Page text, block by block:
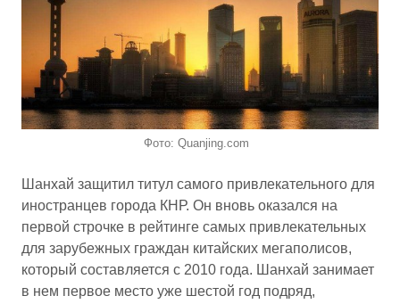
Фото: Quanjing.com
Шанхай защитил титул самого привлекательного для
иностранцев города КНР. Он вновь оказался на
первой строчке в рейтинге самых привлекательных
для зарубежных граждан китайских мегаполисов,
который составляется с 2010 года. Шанхай занимает
в нем первое место уже шестой год подряд,